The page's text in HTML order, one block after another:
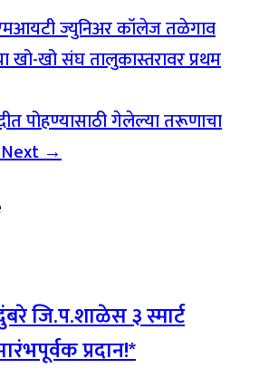
ज्युनिअर कॉलेज तळेगाव
खो-खो संघ तालुकास्तरावर प्रथम
पोहण्यासाठी गेलेल्या तरूणाचा
Next →
जि.प.शाळेस ३ स्मार्ट
प्रदान!*